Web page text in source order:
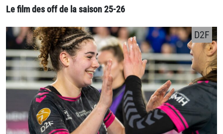
Le film des off de la saison 25-26
D2F